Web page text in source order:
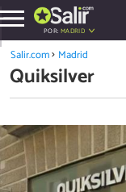
POR: MADRID
Salir.com Madrid
Quiksilver